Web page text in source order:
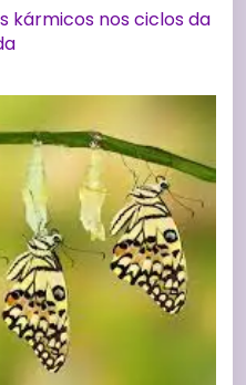
kármicos nos ciclos da